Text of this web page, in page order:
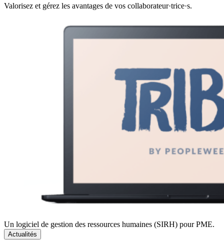
Valorisez et gérez les avantages de vos collaborateur·trice·s.
Un logiciel de gestion des ressources humaines (SIRH) pour PME.
Actualités